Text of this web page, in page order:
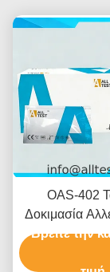
OAS-402
Δοκιμασία
Γαρίδες
Βρείτε την